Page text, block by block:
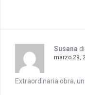
Susana
marzo 29,
Extraordinaria obra,